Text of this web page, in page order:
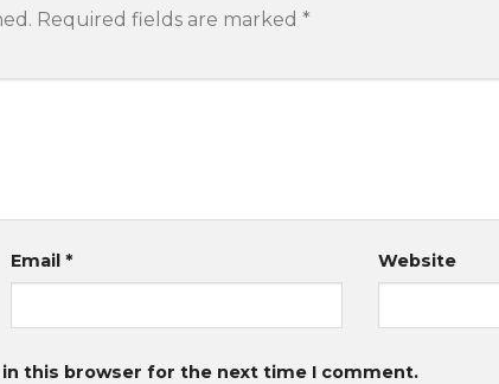
Required fields are marked *
Email* Website
in this browser for the next time I comment.